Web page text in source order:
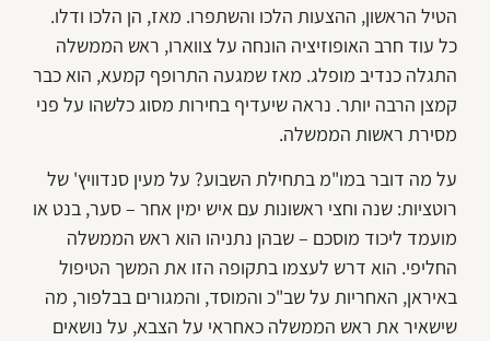
הטיל הראשון, ההצעות הלכו והשתפרו. מאז, הן הלכו ודלו.
כל עוד חרב האופוזיציה הונחה על צווארו, ראש הממשלה
התגלה כנדיב מופלג. מאז שמגעה התרופף קמעא, הוא כבר
קמצן הרבה יותר. נראה שיעדיף בחירות מסוג כלשהו על פני
מסירת ראשות הממשלה.
על מה דובר במו"מ בתחילת השבוע? על מעין סנדוויץ' של
רוטציות: שנה וחצי ראשונות עם איש ימין אחר – סער, בנט או
מועמד ליכוד מוסכם – שבהן נתניהו הוא ראש הממשלה
החליפי. הוא דרש לעצמו בתקופה הזו את המשך הטיפול
באיראן, האחריות על שב"כ והמוסד, והמגורים בבלפור, מה
שישאיר את ראש הממשלה כאחראי על הצבא, על נושאים